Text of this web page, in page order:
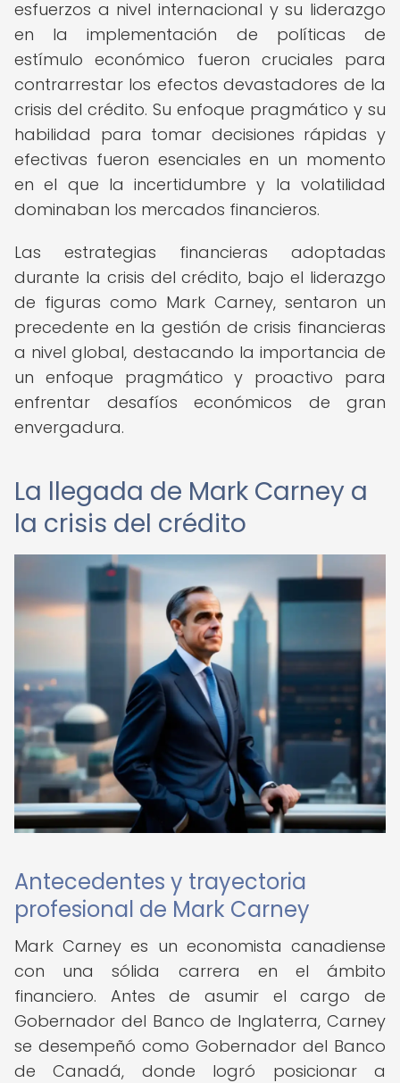
esfuerzos a nivel internacional y su liderazgo
en la implementación de políticas de
estímulo económico fueron cruciales para
contrarrestar los efectos devastadores de la
crisis del crédito. Su enfoque pragmático y su
habilidad para tomar decisiones rápidas y
efectivas fueron esenciales en un momento
en el que la incertidumbre y la volatilidad
dominaban los mercados financieros.
Las estrategias financieras adoptadas
durante la crisis del crédito, bajo el liderazgo
de figuras como Mark Carney, sentaron un
precedente en la gestión de crisis financieras
a nivel global, destacando la importancia de
un enfoque pragmático y proactivo para
enfrentar desafíos económicos de gran
envergadura.
La llegada de Mark Carney a
la crisis del crédito
Antecedentes y trayectoria
profesional de Mark Carney
Mark Carney es un economista canadiense
con una sólida carrera en el ámbito
financiero. Antes de asumir el cargo de
Gobernador del Banco de Inglaterra, Carney
se desempeñó como Gobernador del Banco
de Canadá, donde logró posicionar a